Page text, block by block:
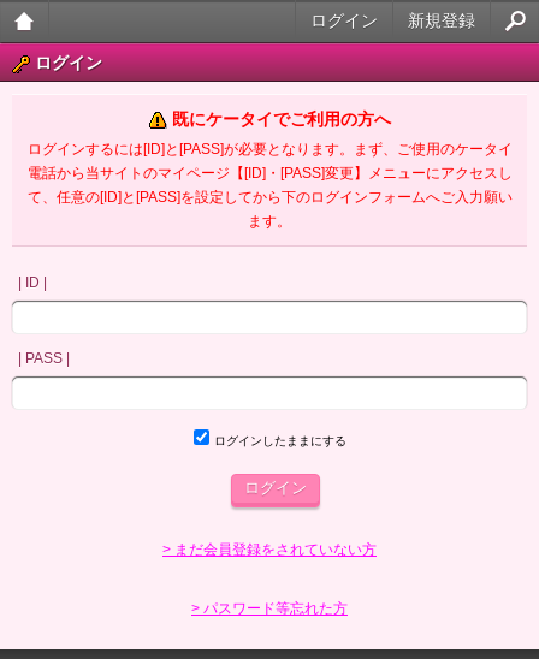
大人
ータ
イ官
新規登録
ログイン
ログイン
既にケータイでご利用の方へ
ログインするには[ID]と[PASS]が必要となります。まず、ご使用のケータイ
電話から当サイトのマイページ【[ID]・[PASS]変更】メニューにアクセスし
て、任意の[ID]と[PASS]を設定してから下のログインフォームへご入力願い
ます。
| ID |
| PASS |
ログインしたままにする
> まだ会員登録をされていない方
> パスワード等忘れた方